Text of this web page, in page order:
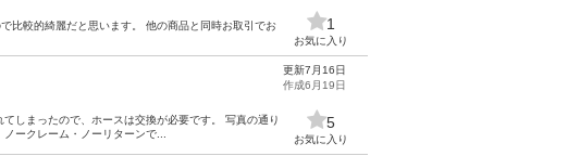
比較的綺麗だと思います。 他の商品と同時お取引でお
1
お気に入り
しまったので、ホースは交換が必要です。 写真の通り
ークレーム・ノーリターンで...
更新7月16日
作成6月19日
5
お気に入り